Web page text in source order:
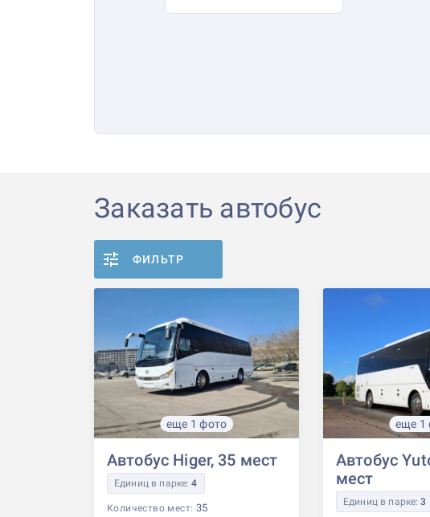
Заказать автобус
ФИЛЬТР
еще 1 фото
Автобус Higer, 35 мест
Единиц в парке:4
Количество мест: 35
еще 1
Автобус
мест
Единиц в парке:3